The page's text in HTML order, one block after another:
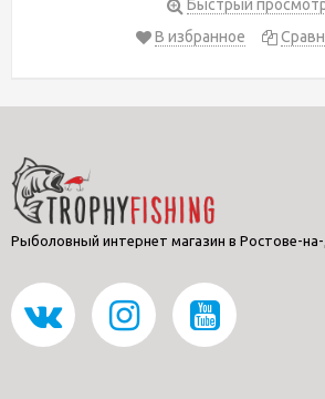
Быстрый
В избранное
Рыболовный интернет магазин в Ростове-